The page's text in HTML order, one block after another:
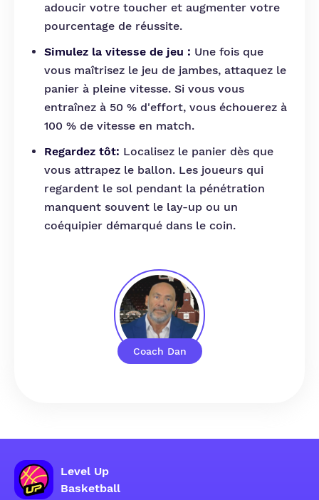
Coach Dan
adoucir votre toucher et augmenter votre
pourcentage de réussite.
Simulez la vitesse de jeu : Une fois que
vous maîtrisez le jeu de jambes, attaquez le
panier à pleine vitesse. Si vous vous
entraînez à 50 % d'effort, vous échouerez à
100 % de vitesse en match.
Regardez tôt: Localisez le panier dès que
vous attrapez le ballon. Les joueurs qui
regardent le sol pendant la pénétration
manquent souvent le lay-up ou un
coéquipier démarqué dans le coin.
Level Up
Basketball